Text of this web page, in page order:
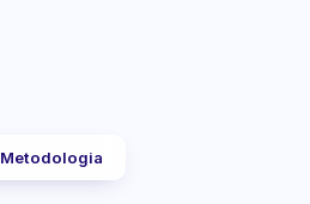
Metodologia